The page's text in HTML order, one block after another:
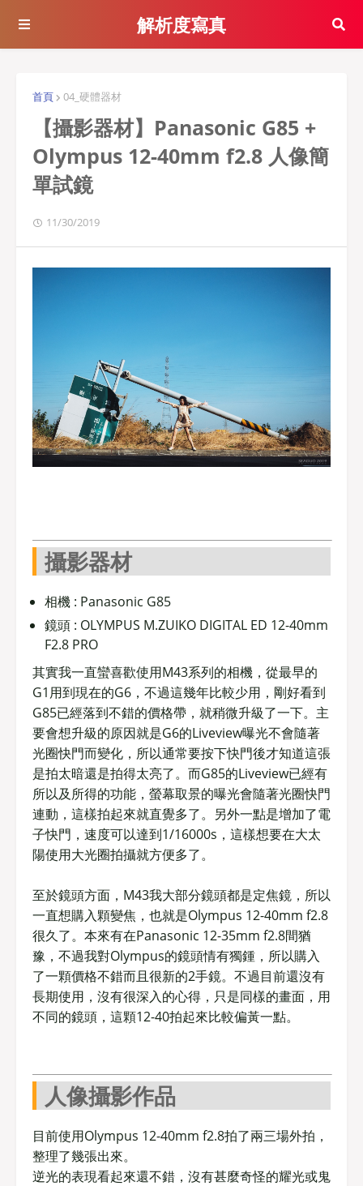
解析度寫真
首頁 04_硬體器材
【攝影器材】Panasonic G85 +
Olympus 12-40mm f2.8 人像簡
單試鏡
11/30/2019
攝影器材
相機 : Panasonic G85
鏡頭 : OLYMPUS M.ZUIKO DIGITAL ED 12-40mm
F2.8 PRO
其實我一直蠻喜歡使用M43系列的相機，從最早的
G1用到現在的G6，不過這幾年比較少用，剛好看到
G85已經落到不錯的價格帶，就稍微升級了一下。主
要會想升級的原因就是G6的Liveview曝光不會隨著
光圈快門而變化，所以通常要按下快門後才知道這張
是拍太暗還是拍得太亮了。而G85的Liveview已經有
所以及所得的功能，螢幕取景的曝光會隨著光圈快門
連動，這樣拍起來就直覺多了。另外一點是增加了電
子快門，速度可以達到1/16000s，這樣想要在大太
陽使用大光圈拍攝就方便多了。
至於鏡頭方面，M43我大部分鏡頭都是定焦鏡，所以
一直想購入顆變焦，也就是Olympus 12-40mm f2.8
很久了。本來有在Panasonic 12-35mm f2.8間猶
豫，不過我對Olympus的鏡頭情有獨鍾，所以購入
了一顆價格不錯而且很新的2手鏡。不過目前還沒有
長期使用，沒有很深入的心得，只是同樣的畫面，用
不同的鏡頭，這顆12-40拍起來比較偏黃一點。
人像攝影作品
目前使用Olympus 12-40mm f2.8拍了兩三場外拍，
整理了幾張出來。
逆光的表現看起來還不錯，沒有甚麼奇怪的耀光或鬼